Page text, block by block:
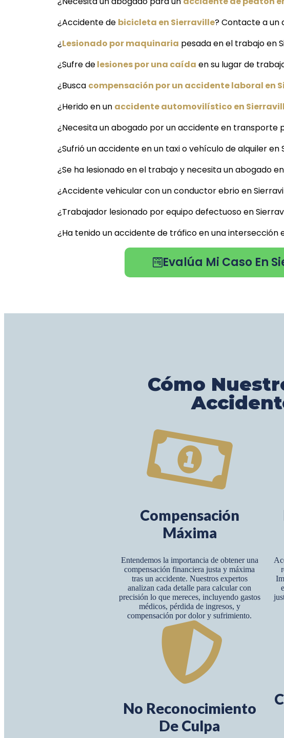
¿Accidente de bicicleta en Sierraville? Contacte a un
¿Lesionado por maquinaria pesada en el trabajo en
¿Sufre delesiones por una caída en su lugar de
¿Busca compensación por un accidente laboral en
¿Herido en un accidente automovilístico en
¿Necesita un abogado por un accidente en transporte
¿Sufrió un accidente en un taxi o vehículo de alquiler en
¿Se ha lesionado en el trabajo y necesita un abogado
¿Accidente vehicular con un conductor ebrio en
¿Trabajador lesionado por equipo defectuoso en
¿Ha tenido un accidente de tráfico en una intersección
Evalúa Mi Caso En
Cómo
Compensación
Máxima
Entendemos la importancia de obtener una
compensación financiera justa y máxima
tras un accidente. Nuestros expertos
analizan cada detalle para calcular con
precisión lo que mereces, incluyendo gastos
médicos, pérdida de ingresos, y
compensación por dolor y sufrimiento.
No Reconocimiento
De Culpa